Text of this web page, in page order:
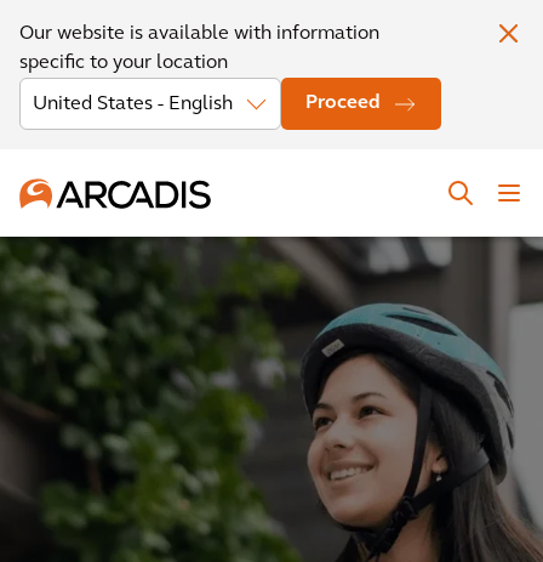
Our website is available with information
specific to your location
Proceed